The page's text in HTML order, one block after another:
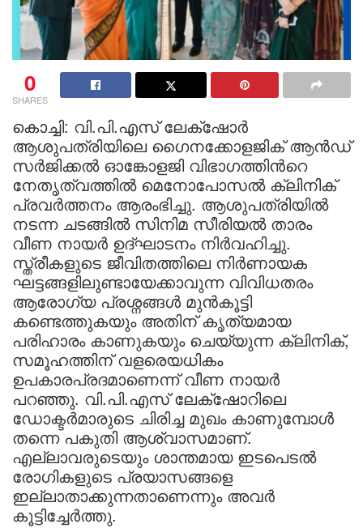
0
SHARES
കൊച്ചി: വി.പി.എസ് ലേക്‌ഷോർ
ആശുപത്രിയിലെ ഗൈനക്കോളജിക് ആൻഡ്
സർജിക്കൽ ഓങ്കോളജി വിഭാഗത്തിന്‍റെ
നേതൃത്വത്തിൽ മെനോപോസൽ ക്ലിനിക്
പ്രവർത്തനം ആരംഭിച്ചു. ആശുപത്രിയിൽ
നടന്ന ചടങ്ങിൽ സിനിമ സീരിയൽ താരം
വീണ നായർ ഉദ്ഘാടനം നിർവഹിച്ചു.
സ്ത്രീകളുടെ ജീവിതത്തിലെ നിർണായക
ഘട്ടങ്ങളിലുണ്ടായേക്കാവുന്ന വിവിധതരം
ആരോഗ്യ പ്രശ്നങ്ങൾ മുൻകൂട്ടി
കണ്ടെത്തുകയും അതിന് കൃത്യമായ
പരിഹാരം കാണുകയും ചെയ്യുന്ന ക്ലിനിക്,
സമൂഹത്തിന് വളരെയധികം
ഉപകാരപ്രദമാണെന്ന് വീണ നായർ
പറഞ്ഞു. വി.പി.എസ് ലേക്‌ഷോറിലെ
ഡോക്ടർമാരുടെ ചിരിച്ച മുഖം കാണുമ്പോൾ
തന്നെ പകുതി ആശ്വാസമാണ്.
എല്ലാവരുടെയും ശാന്തമായ ഇടപെടൽ
രോഗികളുടെ പ്രയാസങ്ങളെ
ഇല്ലാതാക്കുന്നതാണെന്നും അവർ
കൂട്ടിച്ചേർത്തു.